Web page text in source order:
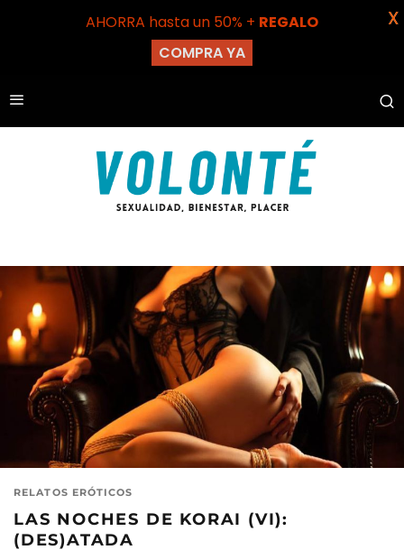
RELATOS ERÓTICOS
LAS NOCHES DE KORAI (VI):
(DES)ATADA
AHORRA hasta un 50% + REGALO
COMPRA YA
X